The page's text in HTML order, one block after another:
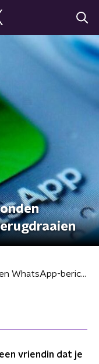
Binnenkort kan je verzonden WhatsApp-berichten terugdraaien
vriendin dat je